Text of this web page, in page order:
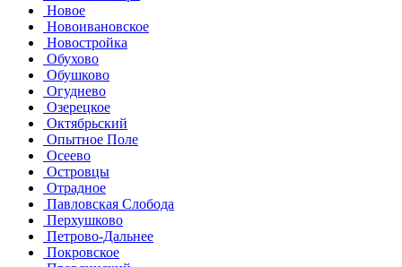
Новое
Новоивановское
Новостройка
Обухово
Обушково
Огуднево
Озерецкое
Октябрьский
Опытное Поле
Осеево
Островцы
Отрадное
Павловская Слобода
Перхушково
Петрово-Дальнее
Покровское